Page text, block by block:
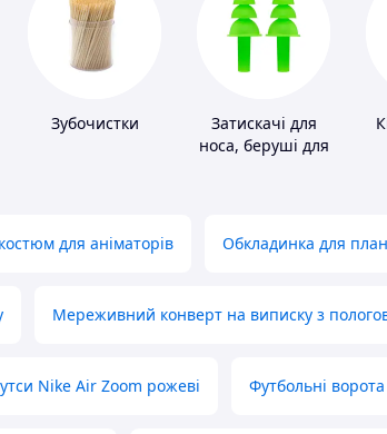
Зубочистки
Затискачі для
носа, беруші для
для аніматорів Обкладинка для
Мереживний конверт на виписку з
Nike Air Zoom рожеві Футбольні